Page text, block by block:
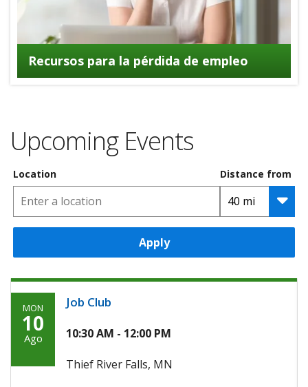
Recursos para la pérdida de empleo
Upcoming Events
Location Distance from
Apply
Monday,
Agosto
2026
MON
10
Ago
Job Club
10:30 AM - 12:00 PM
Thief River Falls, MN